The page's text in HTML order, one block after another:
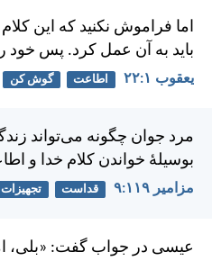
اما فراموش نكنيد كه اين
بايد به آن عمل كرد. پس خود
يعقوب ۱:‏۲۲ اطاعت گوش کن
مرد جوان چگونه می‌تواند
بوسيلهٔ خواندن كلام خدا و
مزامير ۱۱۹:‏۹ قداست تجهیزات
عيسی در جواب گفت: «بلی،